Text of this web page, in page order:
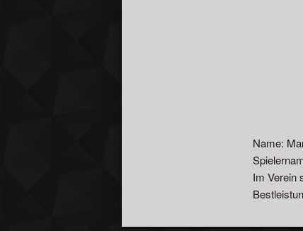
Name:
Im Verein